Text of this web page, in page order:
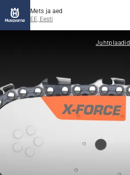
Mets ja aed
EE, Eesti
Juhtplaadid